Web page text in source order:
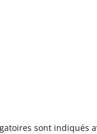
sont indiqués